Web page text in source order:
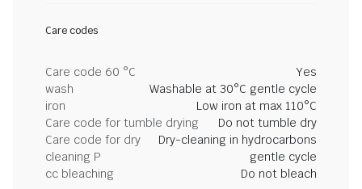
Care codes
Care code 60 °C
Yes
wash
Washable at 30°C gentle cycle
iron
Low iron at max 110°C
Care code for tumble drying
Do not tumble dry
Care code for dry
cleaning P
Dry-cleaning in hydrocarbons
gentle cycle
cc bleaching
Do not bleach